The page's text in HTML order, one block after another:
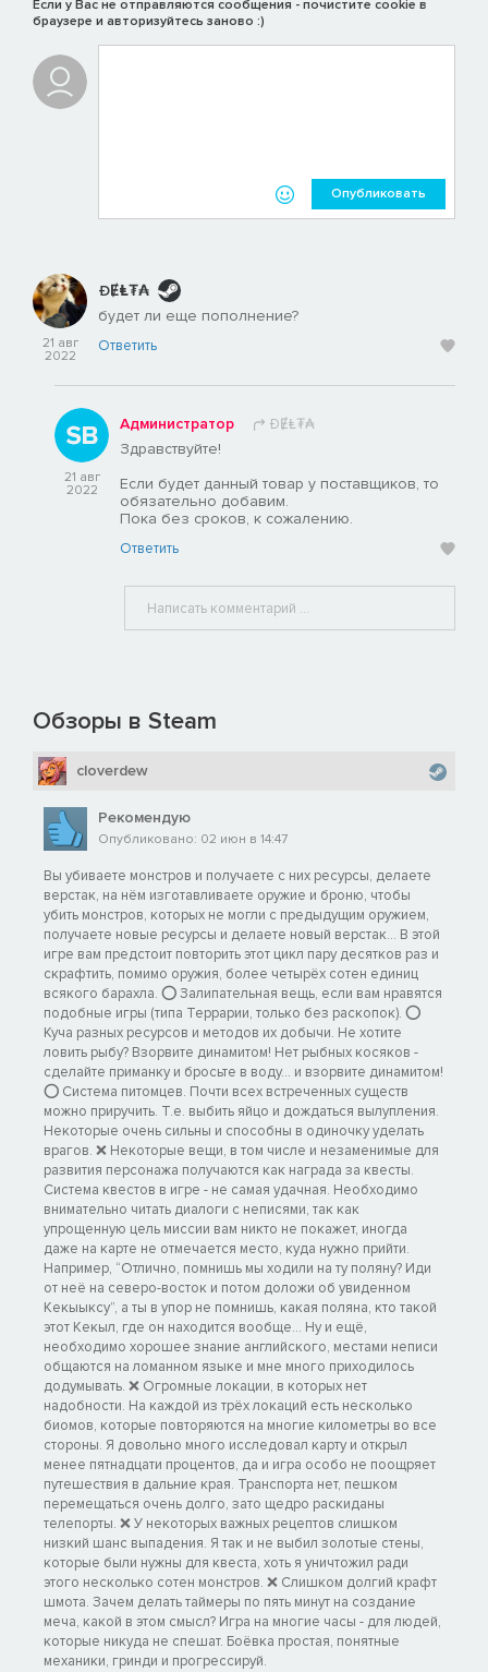
Если у Вас не отправляются сообщения - почистите cookie в
браузере и авторизуйтесь заново :)
Опубликовать
21 авг
2022
ĐɆⱠ₮₳
будет ли еще пополнение?
Ответить
21 авг
2022
Администратор ĐɆⱠ₮₳
Здравствуйте!
Если будет данный товар у поставщиков, то
обязательно добавим.
Пока без сроков, к сожалению.
Ответить
Обзоры в Steam
cloverdew
Рекомендую
Опубликовано: 02 июн в 14:47
Вы убиваете монстров и получаете с них ресурсы, делаете
верстак, на нём изготавливаете оружие и броню, чтобы
убить монстров, которых не могли с предыдущим оружием,
получаете новые ресурсы и делаете новый верстак… В этой
игре вам предстоит повторить этот цикл пару десятков раз и
скрафтить, помимо оружия, более четырёх сотен единиц
всякого барахла. ⭕ Залипательная вещь, если вам нравятся
подобные игры (типа Террарии, только без раскопок). ⭕
Куча разных ресурсов и методов их добычи. Не хотите
ловить рыбу? Взорвите динамитом! Нет рыбных косяков -
сделайте приманку и бросьте в воду… и взорвите динамитом!
⭕ Система питомцев. Почти всех встреченных существ
можно приручить. Т.е. выбить яйцо и дождаться вылупления.
Некоторые очень сильны и способны в одиночку уделать
врагов. ❌ Некоторые вещи, в том числе и незаменимые для
развития персонажа получаются как награда за квесты.
Система квестов в игре - не самая удачная. Необходимо
внимательно читать диалоги с неписями, так как
упрощенную цель миссии вам никто не покажет, иногда
даже на карте не отмечается место, куда нужно прийти.
Например, “Отлично, помнишь мы ходили на ту поляну? Иди
от неё на северо-восток и потом доложи об увиденном
Кекыыксу”, а ты в упор не помнишь, какая поляна, кто такой
этот Кекыл, где он находится вообще… Ну и ещё,
необходимо хорошее знание английского, местами неписи
общаются на ломанном языке и мне много приходилось
додумывать. ❌ Огромные локации, в которых нет
надобности. На каждой из трёх локаций есть несколько
биомов, которые повторяются на многие километры во все
стороны. Я довольно много исследовал карту и открыл
менее пятнадцати процентов, да и игра особо не поощряет
путешествия в дальние края. Транспорта нет, пешком
перемещаться очень долго, зато щедро раскиданы
телепорты. ❌ У некоторых важных рецептов слишком
низкий шанс выпадения. Я так и не выбил золотые стены,
которые были нужны для квеста, хоть я уничтожил ради
этого несколько сотен монстров. ❌ Слишком долгий крафт
шмота. Зачем делать таймеры по пять минут на создание
меча, какой в этом смысл? Игра на многие часы - для людей,
которые никуда не спешат. Боёвка простая, понятные
механики, гринди и прогрессируй.